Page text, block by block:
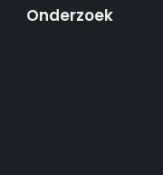
Onderzoek